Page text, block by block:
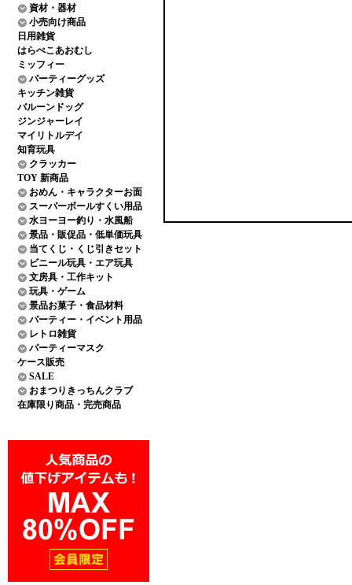
資材・器材
小売向け商品
日用雑貨
はらぺこあおむし
ミッフィー
パーティーグッズ
キッチン雑貨
バルーンドッグ
ジンジャーレイ
マイリトルデイ
知育玩具
クラッカー
TOY 新商品
おめん・キャラクターお面
スーパーボールすくい用品
水ヨーヨー釣り・水風船
景品・販促品・低単価玩具
当てくじ・くじ引きセット
ビニール玩具・エア玩具
文房具・工作キット
玩具・ゲーム
景品お菓子・食品材料
パーティー・イベント用品
レトロ雑貨
パーティーマスク
ケース販売
SALE
おまつりきっちんクラブ
在庫限り商品・完売商品